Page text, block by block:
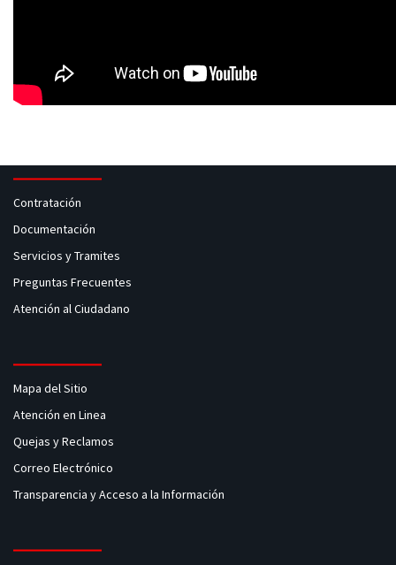
Contratación
Documentación
Servicios y Tramites
Preguntas Frecuentes
Atención al Ciudadano
Mapa del Sitio
Atención en Linea
Quejas y Reclamos
Correo Electrónico
Transparencia y Acceso a la Información